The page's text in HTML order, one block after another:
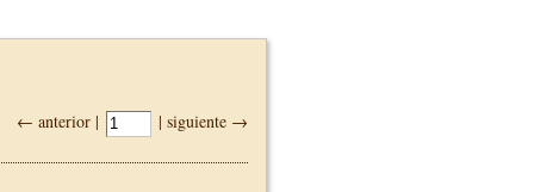
← anterior | | siguiente →